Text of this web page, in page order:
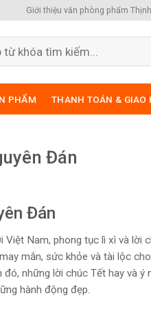
Giới thiệu văn phòng phẩm
PHẨM THANH TOÁN & GIAO
Đán
Đán
Nam, phong tục lì xì và lời
mắn, sức khỏe và tài lộc
những lời chúc Tết hay và
hành động đẹp.